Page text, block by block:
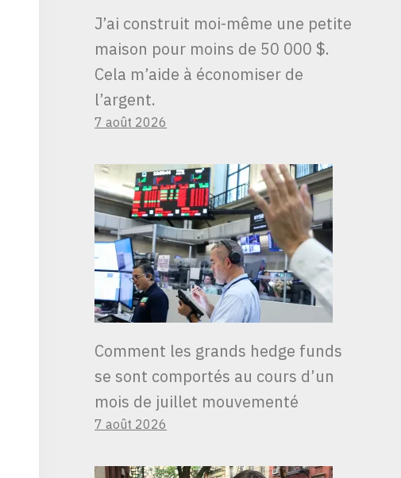
J’ai construit moi-même une petite
maison pour moins de 50 000 $.
Cela m’aide à économiser de
l’argent.
7 août 2026
Comment les grands hedge funds
se sont comportés au cours d’un
mois de juillet mouvementé
7 août 2026